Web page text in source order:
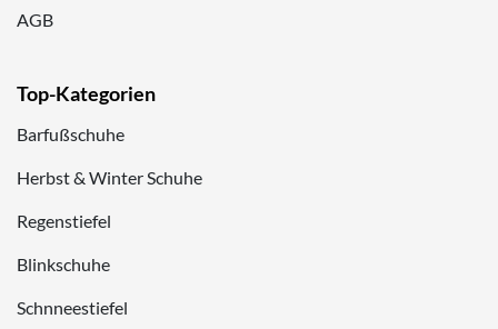
AGB
Top-Kategorien
Barfußschuhe
Herbst & Winter Schuhe
Regenstiefel
Blinkschuhe
Schnneestiefel